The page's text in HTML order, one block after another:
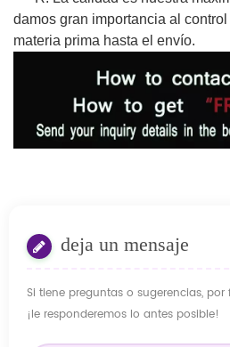
damos gran importancia al
materia prima hasta el envío.
deja un mensaje
Si tiene preguntas o sugerencias,
¡le responderemos lo antes posible!